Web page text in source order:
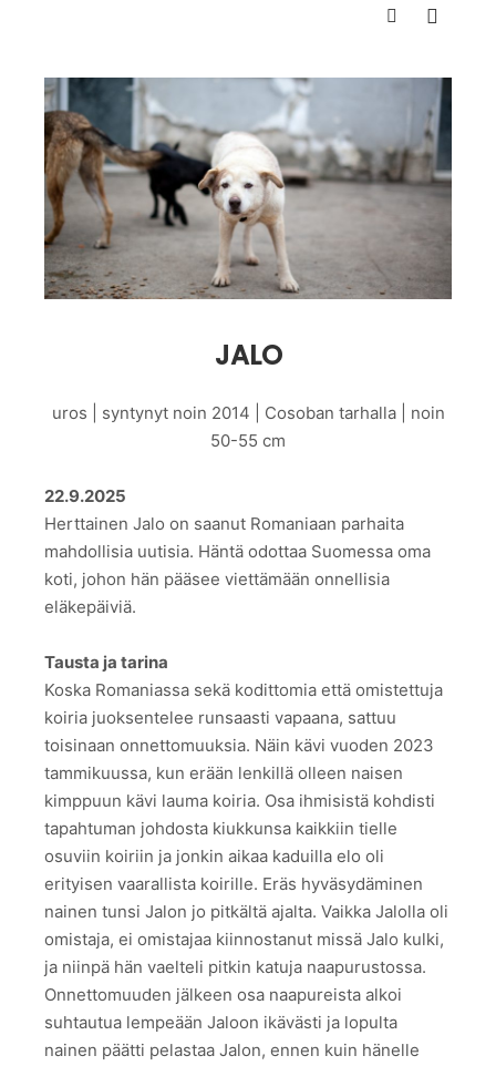
JALO
uros | syntynyt noin 2014 | Cosoban tarhalla | noin
50-55 cm
22.9.2025
Herttainen Jalo on saanut Romaniaan parhaita
mahdollisia uutisia. Häntä odottaa Suomessa oma
koti, johon hän pääsee viettämään onnellisia
eläkepäiviä.
Tausta ja tarina
Koska Romaniassa sekä kodittomia että omistettuja
koiria juoksentelee runsaasti vapaana, sattuu
toisinaan onnettomuuksia. Näin kävi vuoden 2023
tammikuussa, kun erään lenkillä olleen naisen
kimppuun kävi lauma koiria. Osa ihmisistä kohdisti
tapahtuman johdosta kiukkunsa kaikkiin tielle
osuviin koiriin ja jonkin aikaa kaduilla elo oli
erityisen vaarallista koirille. Eräs hyväsydäminen
nainen tunsi Jalon jo pitkältä ajalta. Vaikka Jalolla oli
omistaja, ei omistajaa kiinnostanut missä Jalo kulki,
ja niinpä hän vaelteli pitkin katuja naapurustossa.
Onnettomuuden jälkeen osa naapureista alkoi
suhtautua lempeään Jaloon ikävästi ja lopulta
nainen päätti pelastaa Jalon, ennen kuin hänelle